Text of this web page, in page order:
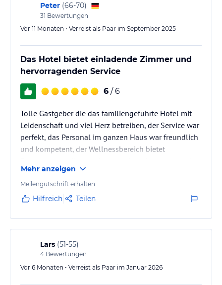
Peter (66-70)
31 Bewertungen
Vor 11 Monaten • Verreist als Paar im September 2025
Das Hotel bietet einladende Zimmer und
hervorragenden Service
6 / 6
Tolle Gastgeber die das familiengeführte Hotel mit
Leidenschaft und viel Herz betreiben, der Service war
perfekt, das Personal im ganzen Haus war freundlich
und kompetent, der Wellnessbereich bietet
Ausflüge sind wirklich toll und es ist für jeden etwas
dabei, das Essen war sehr gut und
abwechslungsreich und es hat eine tolle
Mehr anzeigen
Meilengutschrift erhalten
Hilfreich Teilen
Lars (51-55)
4 Bewertungen
Vor 6 Monaten • Verreist als Paar im Januar 2026